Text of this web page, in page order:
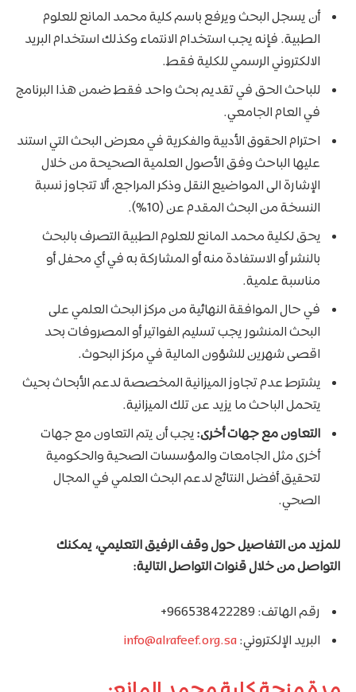
​أن يسجل البحث ويرفع باسم كلية محمد المانع للعلوم
الطبية. فإنه يجب استخدام الانتماء وكذلك استخدام البريد
الالكتروني الرسمي للكلية فقط.
​للباحث الحق في تقديم بحث واحد فقط ضمن هذا البرنامج
في العام الجامعي.
​احترام الحقوق الأدبية والفكرية في معرض البحث التي استند
عليها الباحث وفق الأصول العلمية الصحيحة من خلال
الإشارة الى المواضيع النقل وذكر المراجع، ألا تتجاوز نسبة
النسخة من البحث المقدم عن (10%).
​يحق لكلية محمد المانع للعلوم الطبية التصرف بالبحث
بالنشر أو الاستفادة منه أو المشاركة به في أي محفل أو
مناسبة علمية.
​في حال الموافقة النهائية من مركز البحث العلمي على
البحث المنشور يجب تسليم الفواتير أو المصروفات بحد
اقصى شهرين للشؤون المالية في مركز البحوث.
​يشترط عدم تجاوز الميزانية المخصصة لدعم الأبحاث بحيث
يتحمل الباحث ما يزيد عن تلك الميزانية.
التعاون مع جهات أخرى:يجب أن يتم التعاون مع جهات
أخرى مثل الجامعات والمؤسسات الصحية والحكومية
لتحقيق أفضل النتائج لدعم البحث العلمي في المجال
الصحي.
للمزيد من التفاصيل حول وقف الرفيق التعليمي، يمكنك
التواصل من خلال قنوات التواصل التالية:
رقم الهاتف: 966538422289+
البريد الإلكتروني:info@alrafeef.org.sa